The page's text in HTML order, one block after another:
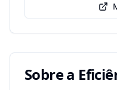
Sobre a